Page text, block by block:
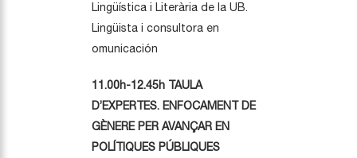
Lingüística i Literària de la UB.
Lingüista i consultora en
omunicación
11.00h-12.45h TAULA
D’EXPERTES. ENFOCAMENT DE
GÈNERE PER AVANÇAR EN
POLÍTIQUES PÚBLIQUES